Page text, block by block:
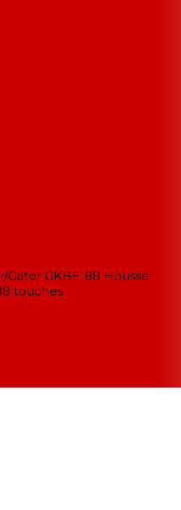
/Gator GKBE-88 Housse
touches